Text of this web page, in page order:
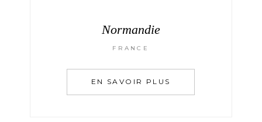
Normandie
FRANCE
EN SAVOIR PLUS